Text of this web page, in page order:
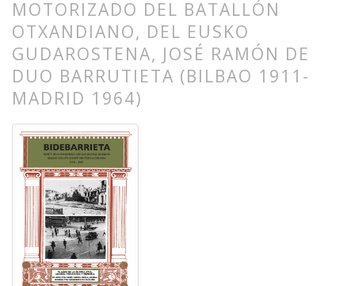
MOTORIZADO DEL BATALLÓN
OTXANDIANO, DEL EUSKO
GUDAROSTENA, JOSÉ RAMÓN DE
DUO BARRUTIETA (BILBAO 1911-
MADRID 1964)